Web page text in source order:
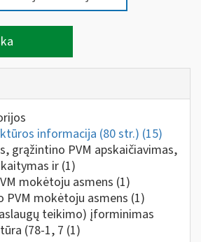
informacija (80 str.) (15)
grąžintino PVM apskaičiavimas,
ir (1)
mokėtoju asmens (1)
PVM mokėtoju asmens (1)
teikimo) įforminimas
(78-1, 7 (1)